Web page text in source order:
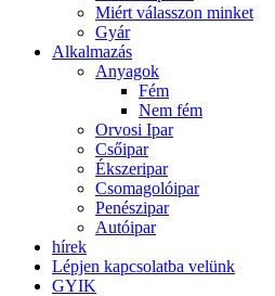
Miért válasszon minket
Gyár
Alkalmazás
Anyagok
Fém
Nem fém
Orvosi Ipar
Csőipar
Ékszeripar
Csomagolóipar
Penészipar
Autóipar
hírek
Lépjen kapcsolatba velünk
GYIK